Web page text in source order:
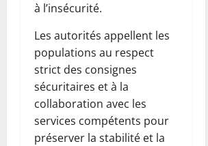
à l’insécurité.
Les autorités appellent les
populations au respect
strict des consignes
sécuritaires et à la
collaboration avec les
services compétents pour
préserver la stabilité et la